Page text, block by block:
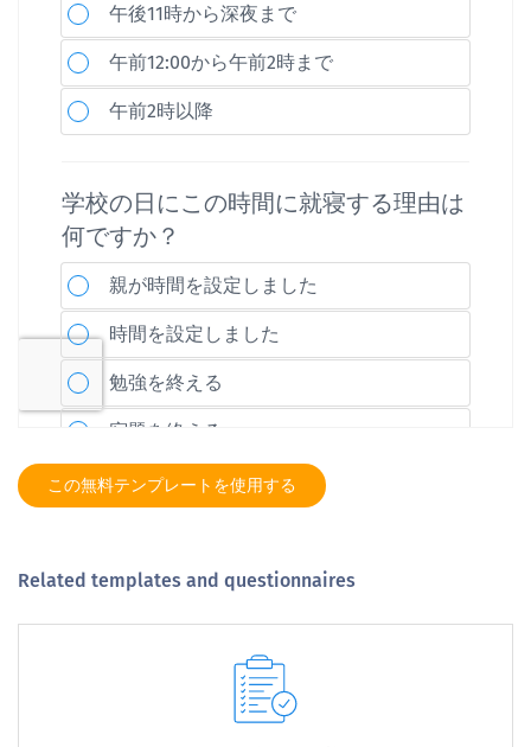
この無料テンプレートを使用する
Related templates and questionnaires